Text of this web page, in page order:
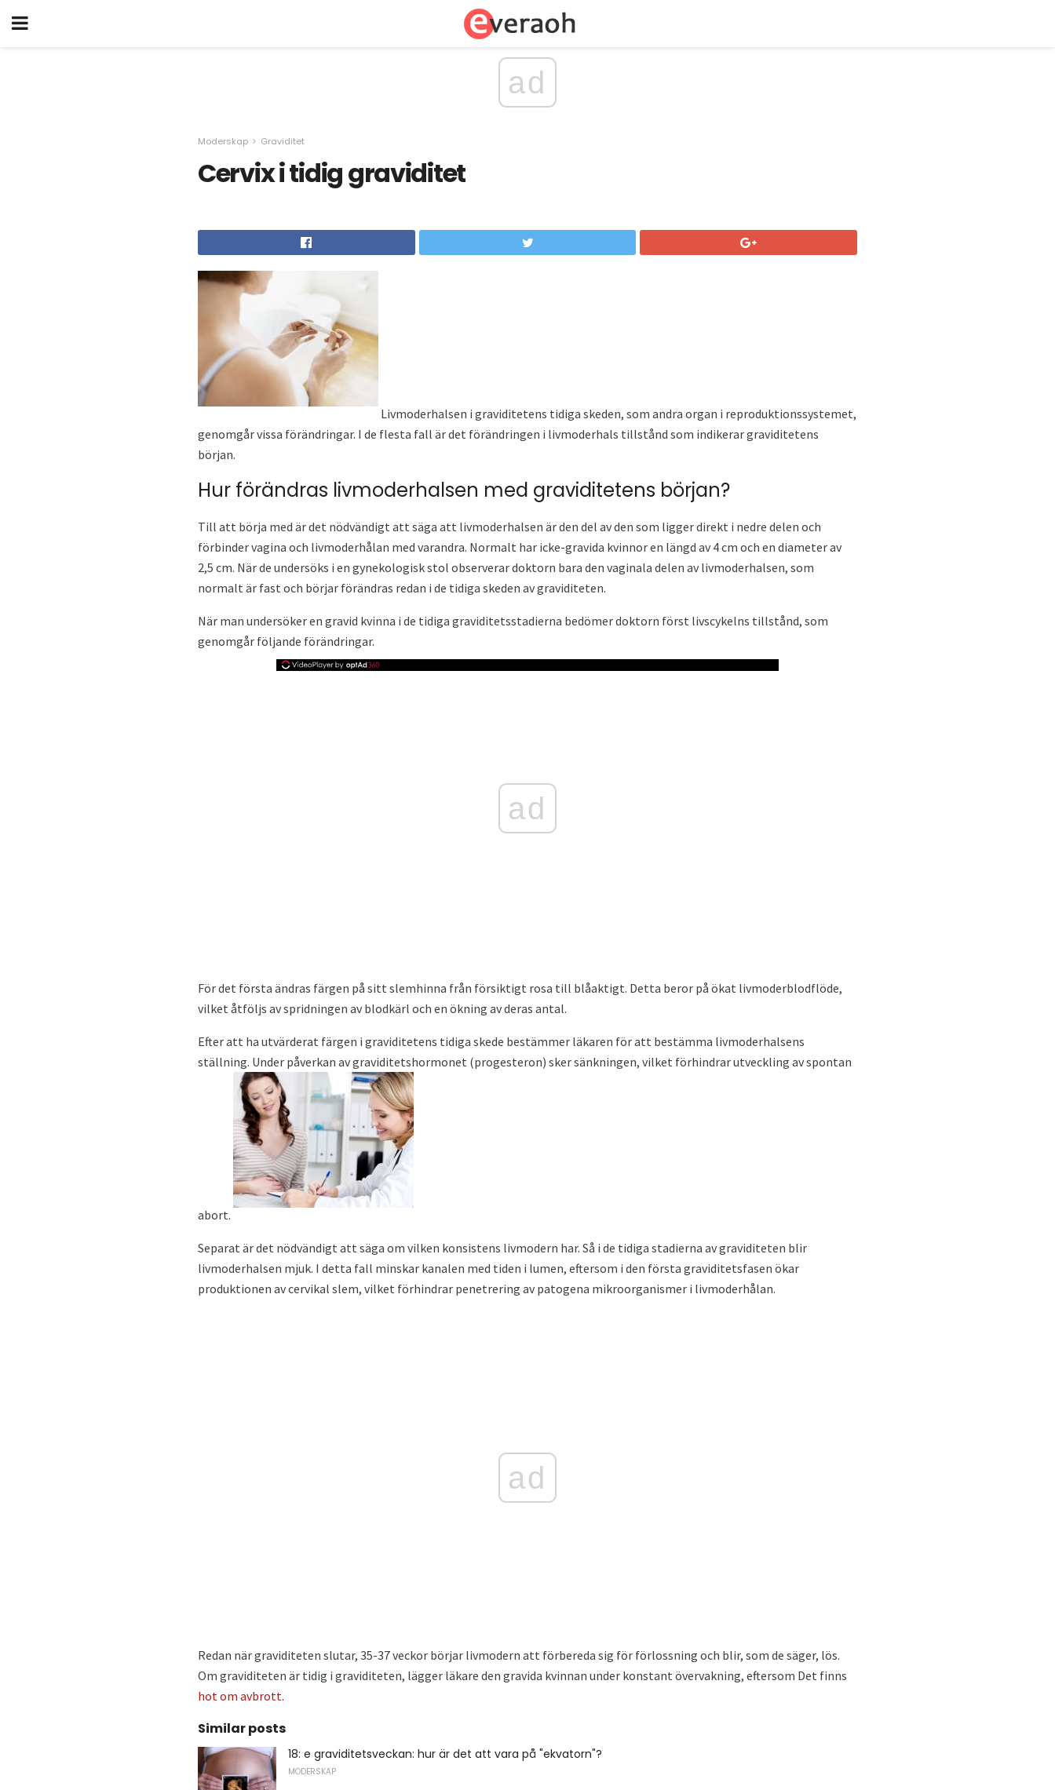
ad
Moderskap Graviditet
Cervix i tidig graviditet
Livmoderhalsen i graviditetens tidiga skeden, som andra organ i reproduktionssystemet,
genomgår vissa förändringar. I de flesta fall är det förändringen i livmoderhals tillstånd som indikerar graviditetens
början.
Hur förändras livmoderhalsen med graviditetens början?
Till att börja med är det nödvändigt att säga att livmoderhalsen är den del av den som ligger direkt i nedre delen och
förbinder vagina och livmoderhålan med varandra. Normalt har icke-gravida kvinnor en längd av 4 cm och en diameter av
2,5 cm. När de undersöks i en gynekologisk stol observerar doktorn bara den vaginala delen av livmoderhalsen, som
normalt är fast och börjar förändras redan i de tidiga skeden av graviditeten.
När man undersöker en gravid kvinna i de tidiga graviditetsstadierna bedömer doktorn först livscykelns tillstånd, som
genomgår följande förändringar.
ad
För det första ändras färgen på sitt slemhinna från försiktigt rosa till blåaktigt. Detta beror på ökat livmoderblodflöde,
vilket åtföljs av spridningen av blodkärl och en ökning av deras antal.
Efter att ha utvärderat färgen i graviditetens tidiga skede bestämmer läkaren för att bestämma livmoderhalsens
ställning. Under påverkan av graviditetshormonet (progesteron) sker sänkningen, vilket förhindrar utveckling av spontan
abort.
Separat är det nödvändigt att säga om vilken konsistens livmodern har. Så i de tidiga stadierna av graviditeten blir
livmoderhalsen mjuk. I detta fall minskar kanalen med tiden i lumen, eftersom i den första graviditetsfasen ökar
produktionen av cervikal slem, vilket förhindrar penetrering av patogena mikroorganismer i livmoderhålan.
ad
Redan när graviditeten slutar, 35-37 veckor börjar livmodern att förbereda sig för förlossning och blir, som de säger, lös.
Om graviditeten är tidig i graviditeten, lägger läkare den gravida kvinnan under konstant övervakning, eftersom Det finns
hot om avbrott.
Similar posts
18: e graviditetsveckan: hur är det att vara på "ekvatorn"?
MODERSKAP